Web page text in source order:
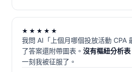
★★★★★
我問 AI「上個月哪個投放活動
了答案還附帶圖表。 沒有樞紐分析表
一刻我被征服了。